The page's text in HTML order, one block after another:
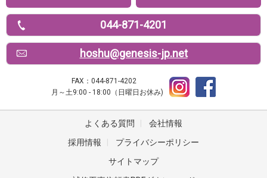
044-871-4201
hoshu@genesis-jp.net
FAX：044-871-4202
月～土9:00 - 18:00（日曜日お休み)
よくある質問
会社情報
採用情報
プライバシーポリシー
サイトマップ